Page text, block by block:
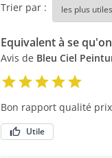
Trier par :
Equivalent à se
Avis de Bleu Ciel
Bon rapport qualité
Utile